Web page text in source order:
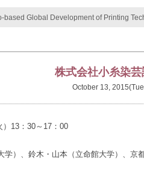
based Global Development of Printing
株式会社小糸染芸
October 13,
）13：30～17：00
学）、鈴木・山本（立命館大学）、京